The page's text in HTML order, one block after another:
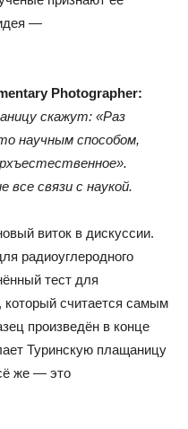
—
Photographer:
скажут: «Раз
научным способом,
.
все связи с наукой.
виток в дискуссии.
радиоуглеродного
тест для
, который считается самым
произведён в конце
Туринскую плащаницу
же — это